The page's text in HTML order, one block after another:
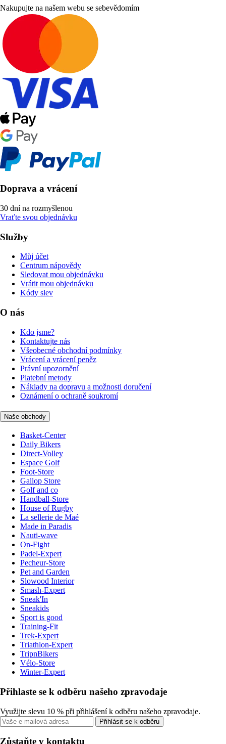
Nakupujte na našem webu se sebevědomím
Doprava a vrácení
30 dní na rozmyšlenou
Vraťte svou objednávku
Služby
Můj účet
Centrum nápovědy
Sledovat mou objednávku
Vrátit mou objednávku
Kódy slev
O nás
Kdo jsme?
Kontaktujte nás
Všeobecné obchodní podmínky
Vrácení a vrácení peněz
Právní upozornění
Platební metody
Náklady na dopravu a možnosti doručení
Oznámení o ochraně soukromí
Naše obchody
Basket-Center
Daily Bikers
Direct-Volley
Espace Golf
Foot-Store
Gallop Store
Golf and co
Handball-Store
House of Rugby
La sellerie de Maé
Made in Paradis
Nauti-wave
On-Fight
Padel-Expert
Pecheur-Store
Pet and Garden
Slowood Interior
Smash-Expert
Sneak'In
Sneakids
Sport is good
Training-Fit
Trek-Expert
Triathlon-Expert
TripnBikers
Vélo-Store
Winter-Expert
Přihlaste se k odběru našeho zpravodaje
Využijte slevu 10 % při přihlášení k odběru našeho zpravodaje.
Přihlásit se k odběru
Zůstaňte v kontaktu